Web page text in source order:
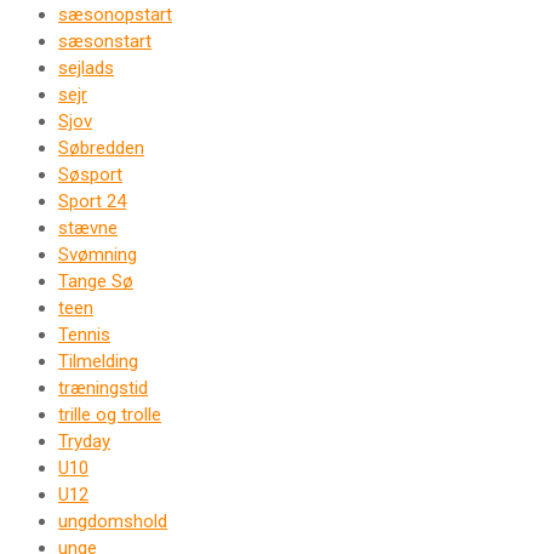
sæsonopstart
sæsonstart
sejlads
sejr
Sjov
Søbredden
Søsport
Sport 24
stævne
Svømning
Tange Sø
teen
Tennis
Tilmelding
træningstid
trille og trolle
Tryday
U10
U12
ungdomshold
unge